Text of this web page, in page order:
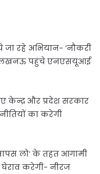
रहे अभियान- ’नौकरी
लखनऊ पहुंचे एनएसयूआई
और प्रदेश सरकार
का करेगी
लो’ के तहत आगामी
घेराव करेगी- नीरज